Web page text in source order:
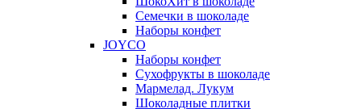
Семечки в шоколаде
Наборы конфет
JOYCO
Наборы конфет
Сухофрукты в шоколаде
Мармелад. Лукум
Шоколадные плитки